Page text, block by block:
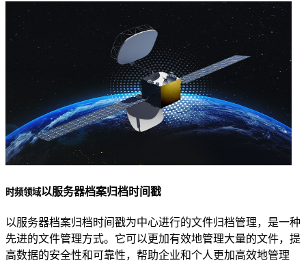
时频领域以服务器档案归档时间戳
以服务器档案归档时间戳为中心进行的文件归档管理，是一种
先进的文件管理方式。它可以更加有效地管理大量的文件，提
高数据的安全性和可靠性，帮助企业和个人更加高效地管理